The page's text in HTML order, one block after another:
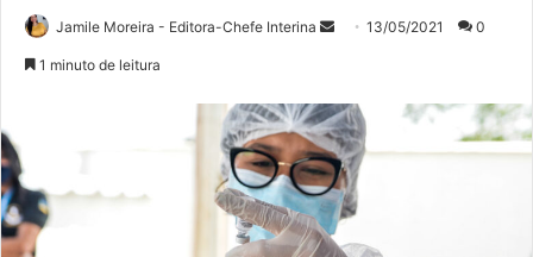
Jamile Moreira - Editora-Chefe Interina
Mande
mail
13/05/2021 0
1 minuto de leitura